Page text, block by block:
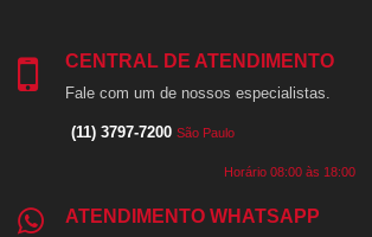
CENTRAL DE ATENDIMENTO
Fale com um de nossos especialistas.
(11) 3797-7200 São Paulo
Horário 08:00 às 18:00
ATENDIMENTO WHATSAPP